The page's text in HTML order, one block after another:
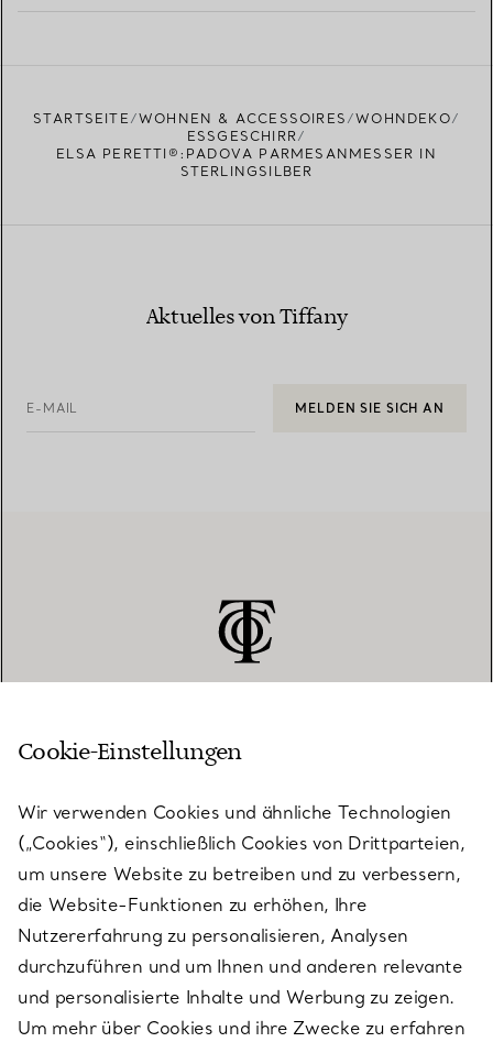
STARTSEITE WOHNEN & ACCESSOIRES
WOHNDEKO
ESSGESCHIRR
ELSA PERETTI®:PADOVA PARMESANMESSER IN
STERLINGSILBER
Aktuelles von Tiffany
E-MAIL MELDEN SIE SICH AN
KUNDENSERVICE
SERVICES
ÜBER TIFFANY & CO.
RECHTLICHE HINWEISE
Cookie-Einstellungen
Wir verwenden Cookies und ähnliche Technologien
(„Cookies“), einschließlich Cookies von Drittparteien,
um unsere Website zu betreiben und zu verbessern,
die Website-Funktionen zu erhöhen, Ihre
Nutzererfahrung zu personalisieren, Analysen
durchzuführen und um Ihnen und anderen relevante
und personalisierte Inhalte und Werbung zu zeigen.
Um mehr über Cookies und ihre Zwecke zu erfahren